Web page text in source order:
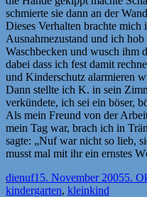
schmierte sie dann an der
Dieses Verhalten brachte mich
Ausnahmezustand und ich
Waschbecken und wusch ihm
dabei dass ich fest damit
und Kinderschutz alarmieren
Dann stellte ich K. in sein
verkündete, ich sei ein böser,
Als mein Freund von der
mein Tag war, brach ich in
sagte: „Nuf war nicht so lieb,
musst mal mit ihr ein ernstes
Autor
dienufVeröffentlicht
am
15. November 20055.
kindergarten, kleinkind